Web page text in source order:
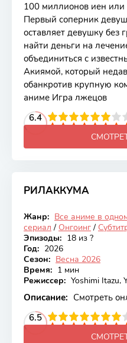
100 миллионов иен
Первый соперник
оставляет девушку без
найти деньги на
объединиться с
Акиямой, который
обанкротив крупную
аниме Игра лжецов
6.4
4 5 6 7 8 9 10
РИЛАККУМА
Онгоинг
Жанр: Все аниме в
сериал / Онгоинг /
Эпизоды: 18 из ?
Год: 2026
Сезон: Весна 2026
Время: 1 мин
Режиссер: Yoshimi Itazu,
Описание: Смотреть
6.5
4 5 6 7 8 9 10